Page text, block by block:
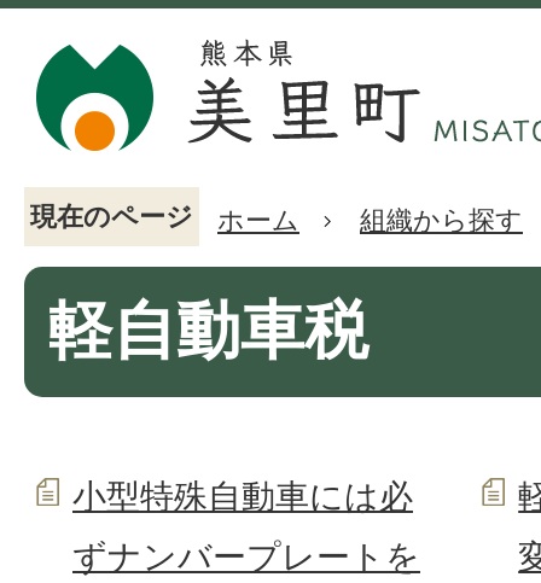
現在のページ ホーム 組織から探す
軽自動車税
小型特殊自動車には必
ずナンバープレートを